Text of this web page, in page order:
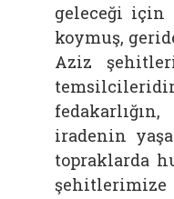
geleceği için
koymuş,
Aziz
iradenin
topraklarda